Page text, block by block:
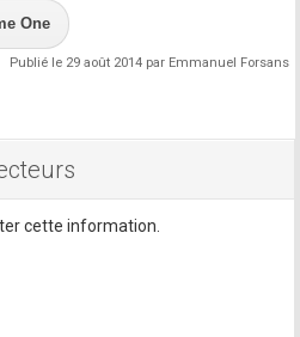
One
Publié le 29 août 2014 par Emmanuel Forsans
cette information.